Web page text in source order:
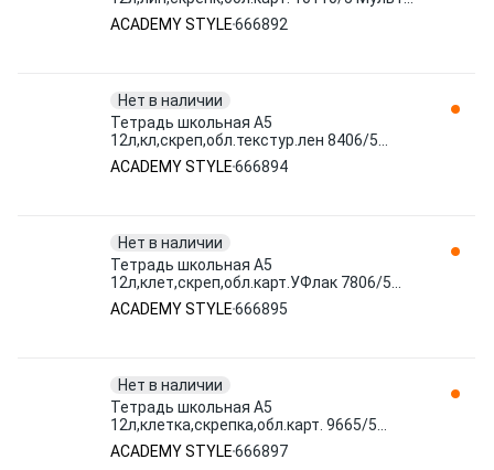
авто асс 666892 ACADEMY STYLE
ACADEMY STYLE666892
Нет в наличии
Тетрадь школьная А5
12л,кл,скреп,обл.текстур.лен 8406/5
Большие зверьки асс 666894 ACADEMY
STYLE
ACADEMY STYLE666894
Нет в наличии
Тетрадь школьная А5
12л,клет,скреп,обл.карт.УФлак 7806/5
Город животных асс 666895 ACADEMY
STYLE
ACADEMY STYLE666895
Нет в наличии
Тетрадь школьная А5
12л,клетка,скрепка,обл.карт. 9665/5
Морская в ассорт 666897 ACADEMY
STYLE
ACADEMY STYLE666897